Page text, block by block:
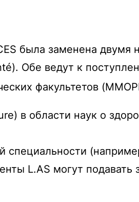
была заменена двумя
Обе ведут к
факультетов
в области наук о
L.AS могут подавать